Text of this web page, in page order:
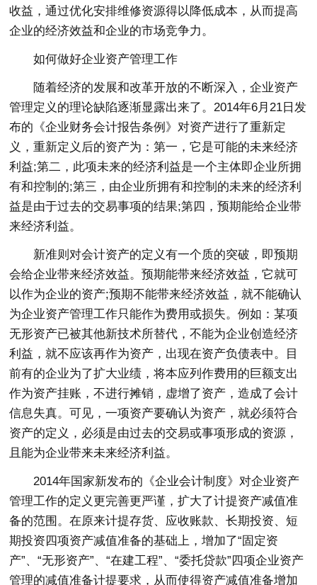
收益，通过优化安排维修资源得以降低成本，从而提高
企业的经济效益和企业的市场竞争力。
如何做好企业资产管理工作
随着经济的发展和改革开放的不断深入，企业资产
管理定义的理论缺陷逐渐显露出来了。2014年6月21日发
布的《企业财务会计报告条例》对资产进行了重新定
义，重新定义后的资产为：第一，它是可能的未来经济
利益;第二，此项未来的经济利益是一个主体即企业所拥
有和控制的;第三，由企业所拥有和控制的未来的经济利
益是由于过去的交易事项的结果;第四，预期能给企业带
来经济利益。
新准则对会计资产的定义有一个质的突破，即预期
会给企业带来经济效益。预期能带来经济效益，它就可
以作为企业的资产;预期不能带来经济效益，就不能确认
为企业资产管理工作只能作为费用或损失。例如：某项
无形资产已被其他新技术所替代，不能为企业创造经济
利益，就不应该再作为资产，出现在资产负债表中。目
前有的企业为了扩大业绩，将本应列作费用的巨额支出
作为资产挂账，不进行摊销，虚增了资产，造成了会计
信息失真。可见，一项资产要确认为资产，就必须符合
资产的定义，必须是由过去的交易或事项形成的资源，
且能为企业带来未来经济利益。
2014年国家新发布的《企业会计制度》对企业资产
管理工作的定义更完善更严谨，扩大了计提资产减值准
备的范围。在原来计提存货、应收账款、长期投资、短
期投资四项资产减值准备的基础上，增加了“固定资
产”、“无形资产”、“在建工程”、“委托贷款”四项企业资产
管理的减值准备计提要求，从而使得资产减值准备增加